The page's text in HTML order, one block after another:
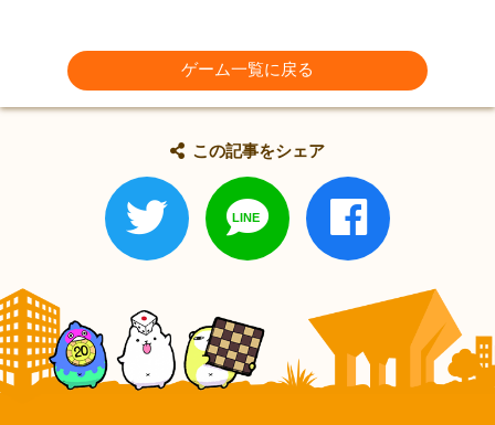
ゲーム一覧に戻る
この記事をシェア